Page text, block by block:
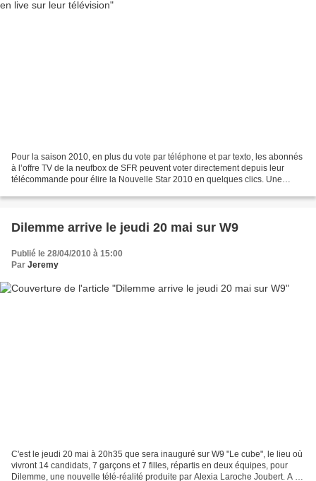
Pour la saison 2010, en plus du vote par téléphone et par texto, les abonnés
à l’offre TV de la neufbox de SFR peuvent voter directement depuis leur
télécommande pour élire la Nouvelle Star 2010 en quelques clics. Une
Dilemme arrive le jeudi 20 mai sur W9
Publié le 28/04/2010 à 15:00
Par Jeremy
C'est le jeudi 20 mai à 20h35 que sera inauguré sur W9 "Le cube", le lieu où
vivront 14 candidats, 7 garçons et 7 filles, répartis en deux équipes, pour
Dilemme, une nouvelle télé-réalité produite par Alexia Laroche Joubert. A la